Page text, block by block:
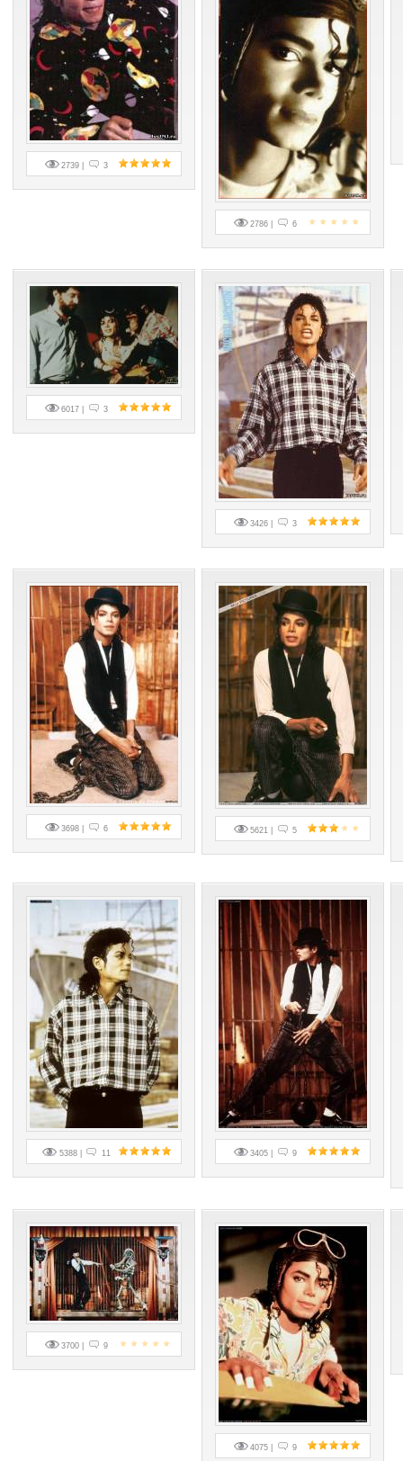
2739 | 3
2786 | 6
6017 | 3
3426 | 3
3698 | 6 5621 | 5
5388 | 11 3405 | 9
3700 | 9
4075 | 9